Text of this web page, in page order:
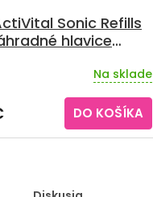
Sonic Refills
hlavice
Na sklade
DO KOŠÍKA